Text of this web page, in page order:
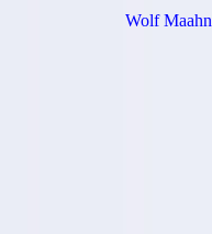
Wolf Maahn